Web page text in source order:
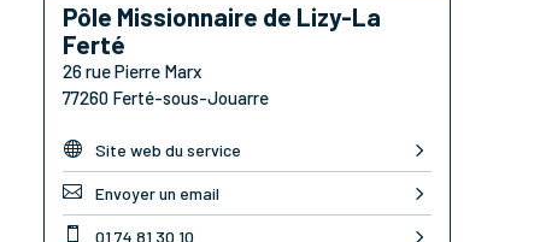
Pôle Missionnaire de Lizy-La
Ferté
26 rue Pierre Marx
77260 Ferté-sous-Jouarre
 Site web du service
 Envoyer un email
 01 74 81 30 10